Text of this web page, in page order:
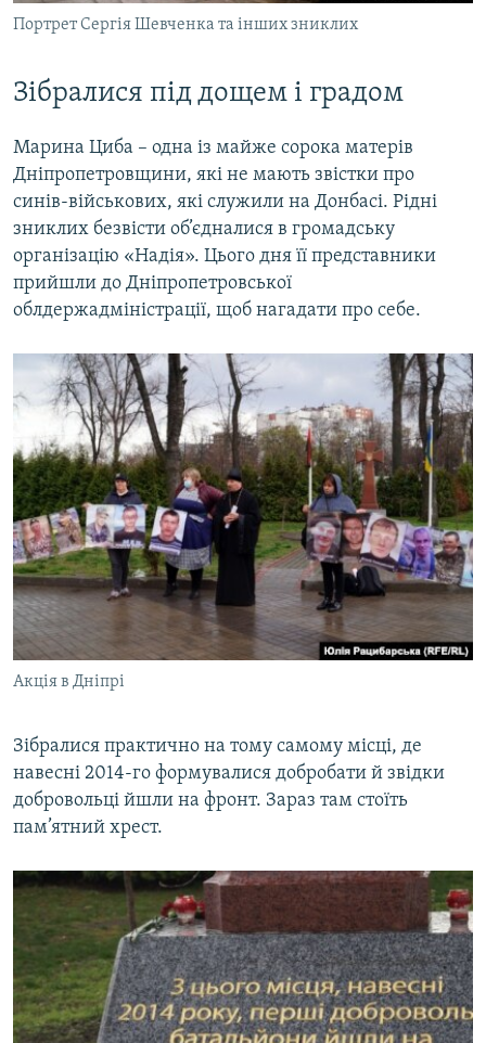
Портрет Сергія Шевченка та інших зниклих
Зібралися під дощем і градом
Марина Циба – одна із майже сорока матерів
Дніпропетровщини, які не мають звістки про
синів-військових, які служили на Донбасі. Рідні
зниклих безвісти об’єдналися в громадську
організацію «Надія». Цього дня її представники
прийшли до Дніпропетровської
облдержадміністрації, щоб нагадати про себе.
Акція в Дніпрі
Зібралися практично на тому самому місці, де
навесні 2014-го формувалися добробати й звідки
добровольці йшли на фронт. Зараз там стоїть
пам’ятний хрест.